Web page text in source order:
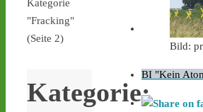
Kategorie
"Fracking"
(Seite 2)
Kategorie:
Bild:
BI "Kein